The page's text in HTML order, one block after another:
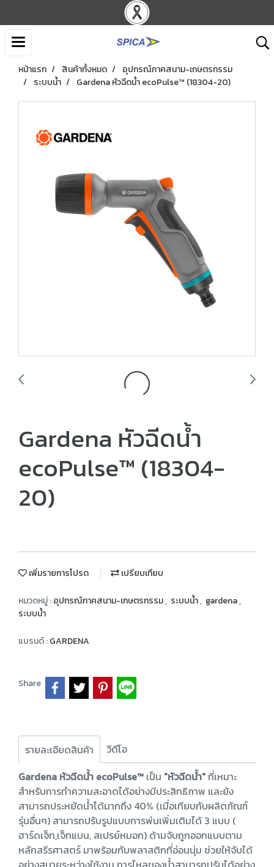
หน้าแรก สินค้าทั้งหมด
อุปกรณ์ภาคสนาม-เกษตรกรรม
ระบบน้ำ
Gardena หัวฉีดน้ำ ecoPulse™ (18304-20)
Gardena หัวฉีดน้ำ
ecoPulse™ (18304-
20)
เพิ่มรายการโปรด เปรียบเทียบ
หมวดหมู่ :อุปกรณ์ภาคสนาม-เกษตรกรรม, ระบบน้ำ, gardena,
ระบบน้ำ
แบรนด์ :GARDENA
Share
รายละเอียดสินค้า
วีดีโอ
Gardena หัวฉีดน้ำ ecoPulse™ เป็น "หัวฉีดน้ำ" ที่เหมาะ
สำหรับการทำความสะอาดได้อย่างมีประสิทธิภาพ และยัง
สามารถประหยัดน้ำได้มากถึง 40% (เมื่อเทียบกับผลิตภัณฑ์
รุ่นอื่นๆ) สามารถปรับรูปแบบการพ่นเพิ่มเติมได้ 3 แบบ (
ฮาร์ดเจ็ท,เจ็ทแบน, สเปรย์หมอก) ด้ามจับถูกออกแบบตาม
หลักสรีรศาสตร์ มาพร้อมกับพลาสติกที่อ่อนนุ่ม ช่วยให้จับได้